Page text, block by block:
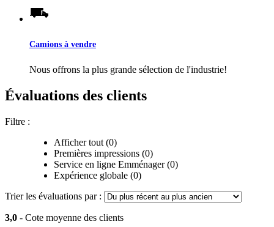
Camions à vendre
Nous offrons la plus grande sélection de l'industrie!
Évaluations des clients
Filtre :
Afficher tout (0)
Premières impressions (0)
Service en ligne Emménager (0)
Expérience globale (0)
Trier les évaluations par :
3,0 - Cote moyenne des clients